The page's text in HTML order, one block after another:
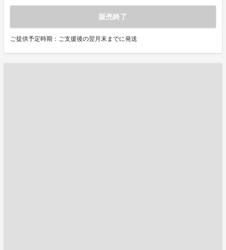
販売終了
ご提供予定時期：ご支援後の翌月末までに発送